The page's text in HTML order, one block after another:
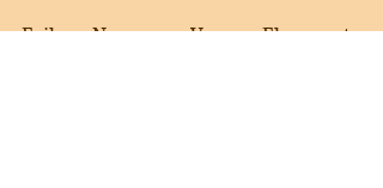
Erika Navarro Vega: El cuarto